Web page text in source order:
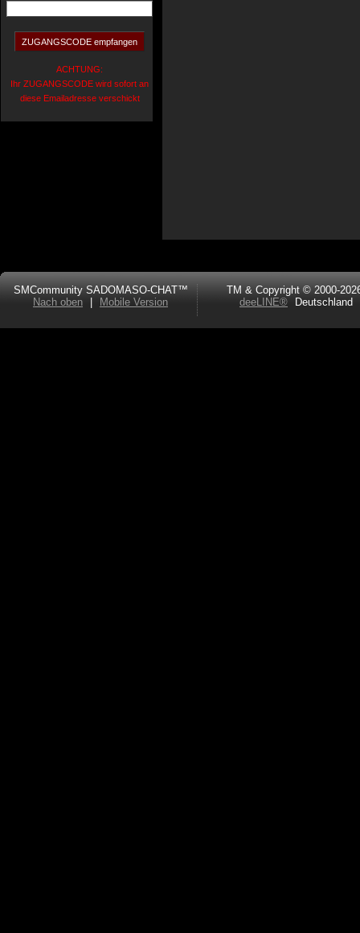
ACHTUNG:
Ihr ZUGANGSCODE wird sofort an
diese Emailadresse verschickt
SMCommunity SADOMASO-CHAT™
Nach oben
Mobile Version
TM & Copyright © 2000-
deeLINE®
Deutschland